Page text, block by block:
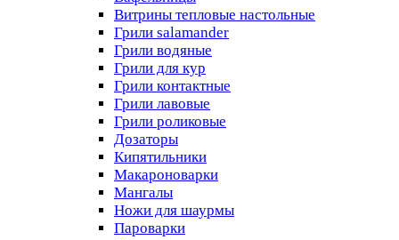
Витрины тепловые настольные
Грили salamander
Грили водяные
Грили для кур
Грили контактные
Грили лавовые
Грили роликовые
Дозаторы
Кипятильники
Макароноварки
Мангалы
Ножи для шаурмы
Пароварки